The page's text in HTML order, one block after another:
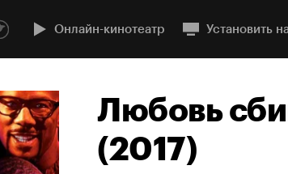
Онлайн-кинотеатр Установить
Любовь
(2017)